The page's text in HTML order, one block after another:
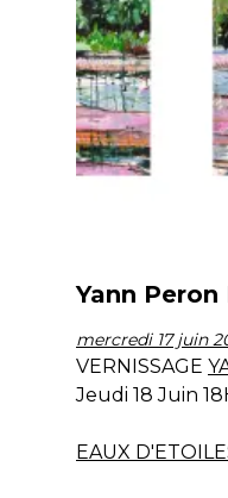
Mardi & Mercredi
Yann Peron
mercredi 17 juin
VERNISSAGE
Jeudi 18 Juin
EAUX